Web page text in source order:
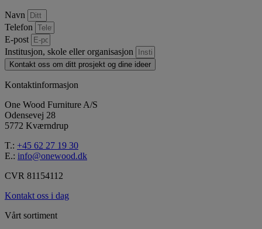
Navn
Telefon
E-post
Institusjon, skole eller organisasjon
Kontakt oss om ditt prosjekt og dine ideer
Kontaktinformasjon
One Wood Furniture A/S
Odensevej 28
5772 Kværndrup
T.: +45 62 27 19 30
E.: info@onewood.dk
CVR 81154112
Kontakt oss i dag
Vårt sortiment